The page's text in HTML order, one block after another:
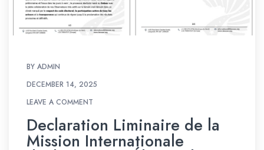
BY ADMIN
DECEMBER 14, 2025
LEAVE A COMMENT
LEAVE A COMMENT
Declaration Liminaire de la
Mission Internationale